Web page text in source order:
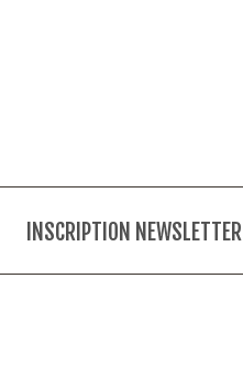
INSCRIPTION NEWSLETTER